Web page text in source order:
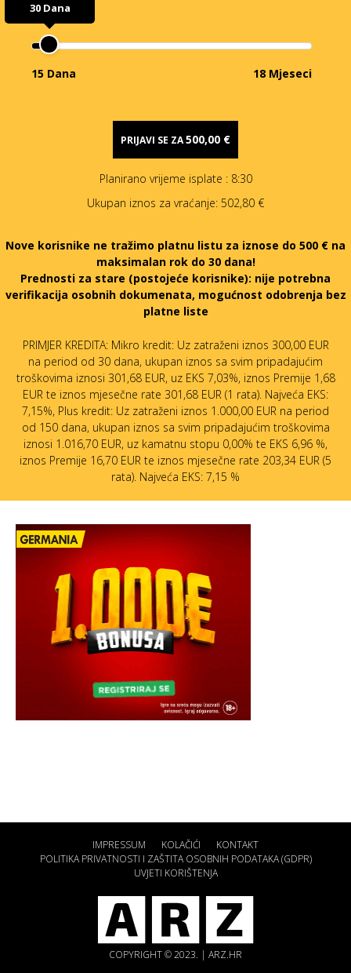
30 Dana
15 Dana 18 Mjeseci
PRIJAVI SE ZA500,00 €
Planirano vrijeme isplate : 8:30
Ukupan iznos za vraćanje: 502,80 €
Nove korisnike ne tražimo platnu listu za iznose do 500 € na
maksimalan rok do 30 dana!
Prednosti za stare (postojeće korisnike): nije potrebna
verifikacija osobnih dokumenata, mogućnost odobrenja bez
platne liste
PRIMJER KREDITA: Mikro kredit: Uz zatraženi iznos 300,00 EUR
na period od 30 dana, ukupan iznos sa svim pripadajućim
troškovima iznosi 301,68 EUR, uz EKS 7,03%, iznos Premije 1,68
EUR te iznos mjesečne rate 301,68 EUR (1 rata). Najveća EKS:
7,15%, Plus kredit: Uz zatraženi iznos 1.000,00 EUR na period
od 150 dana, ukupan iznos sa svim pripadajućim troškovima
iznosi 1.016,70 EUR, uz kamatnu stopu 0,00% te EKS 6,96 %,
iznos Premije 16,70 EUR te iznos mjesečne rate 203,34 EUR (5
rata). Najveća EKS: 7,15 %
IMPRESSUM KOLAČIĆI
KONTAKT
POLITIKA PRIVATNOSTI I ZAŠTITA OSOBNIH PODATAKA (GDPR)
UVJETI KORIŠTENJA
COPYRIGHT © 2023. | ARZ.HR